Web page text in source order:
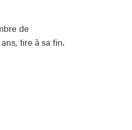
de
tire à sa fin.